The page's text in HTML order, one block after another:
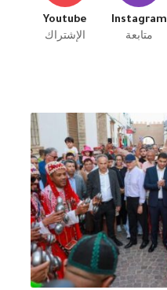
Instagram
متابعة
Youtube
الإشتراك